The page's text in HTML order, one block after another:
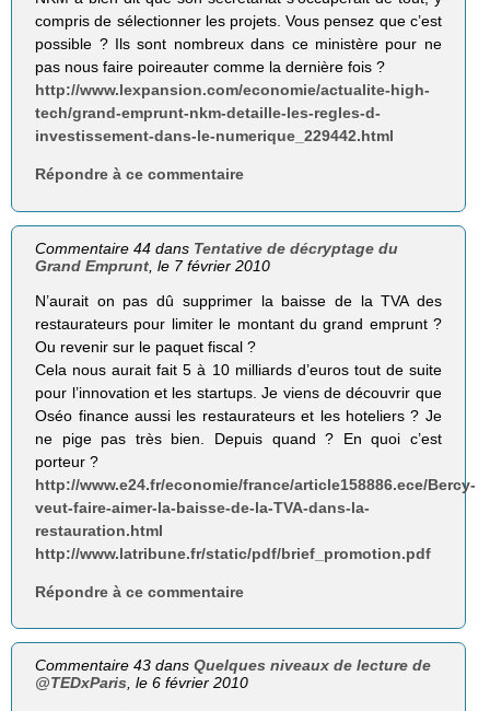
compris de sélectionner les projets. Vous pensez que c’est
possible ? Ils sont nombreux dans ce ministère pour ne
pas nous faire poireauter comme la dernière fois ?
http://www.lexpansion.com/economie/actualite-high-
tech/grand-emprunt-nkm-detaille-les-regles-d-
investissement-dans-le-numerique_229442.html
Répondre à ce commentaire
Commentaire 44 dans Tentative de décryptage du
Grand Emprunt , le 7 février 2010
N’aurait on pas dû supprimer la baisse de la TVA des
restaurateurs pour limiter le montant du grand emprunt ?
Ou revenir sur le paquet fiscal ?
Cela nous aurait fait 5 à 10 milliards d’euros tout de suite
pour l’innovation et les startups. Je viens de découvrir que
Oséo finance aussi les restaurateurs et les hoteliers ? Je
ne pige pas très bien. Depuis quand ? En quoi c’est
porteur ?
http://www.e24.fr/economie/france/article158886.ece/Bercy-
veut-faire-aimer-la-baisse-de-la-TVA-dans-la-
restauration.html
http://www.latribune.fr/static/pdf/brief_promotion.pdf
Répondre à ce commentaire
Commentaire 43 dansQuelques niveaux de lecture de
@TEDxParis , le 6 février 2010